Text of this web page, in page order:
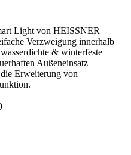
Light von HEISSNER
Verzweigung innerhalb
& winterfeste
Außeneinsatz
Erweiterung von